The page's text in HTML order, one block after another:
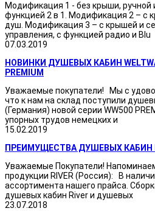
Модификация 1 - без крыши, ручной
функцией 2 в 1. Модификация 2 – с
душ. Модификация 3 – с крышей и
управления, с функцией радио и Blu
07.03.2019
НОВИНКИ ДУШЕВЫХ КАБИН
PREMIUM
Уважаемые покупатели! Мы с
что к нам на склад поступили
(Германия) новой серии WW500
упорных трудов немецких и
15.02.2019
ПРЕИМУЩЕСТВА ДУШЕВЫХ КАБИН
Уважаемые Покупатели!
продукции RIVER (Россия): В
ассортимента нашего прайса.
душевых кабин River и душевых
23.07.2018